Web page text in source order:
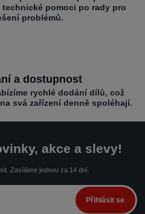
pomoci po rady pro
problémů.
a dostupnost
rychlé dodání dílů, což
svá zařízení denně spoléhají.
akce a slevy!
Zasíláme jednou za 14 dní.
Přihlásit se